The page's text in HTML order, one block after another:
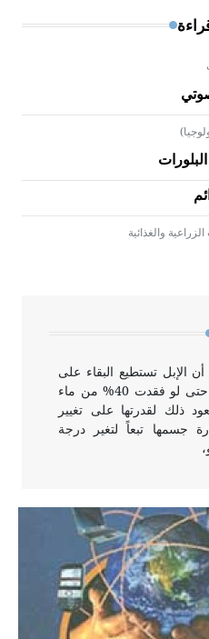
والغذائية
الأبلق نوع من الفنون
التي ارتبطت بالعمارة
في بلاد الشام ومصر خاصة،
الإبل تستطيع البقاء على
قيد الحياة حتى لو فقدت 40% من ماء
ذلك لقدرتها على تغيير
جسمها تبعاً لتغير درجة
أن أبقراط كتب في الطب
هي: الحكم، الأدلة، تنظيم
ورسالته في جروح الرأس.
الفضل بأنه حرر الطب من